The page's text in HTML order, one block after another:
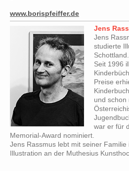
www.borispfeiffer.de
Jens
Jens
studierte
Schottland.
Seit 1996
Preise
und schon
war er für
Memorial-Award nominiert.
Jens Rassmus lebt mit seiner
Illustration an der Muthesius